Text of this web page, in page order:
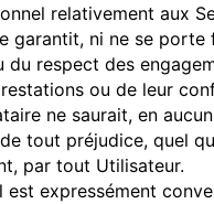
relativement aux
garantit, ni ne se porte
du respect des
ou de leur
ne saurait, en
tout préjudice, quel
par tout Utilisateur.
est expressément